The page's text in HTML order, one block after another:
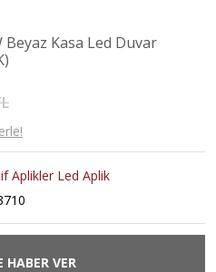
Beyaz Kasa Led Duvar
Aplikler Led Aplik
HABER VER